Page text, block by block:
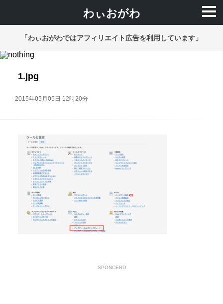
わぃおがわ
「わぃおがわではアフィリエイト広告を利用しています」
1.jpg
2015年05月05日 12時20分
SPONCERD